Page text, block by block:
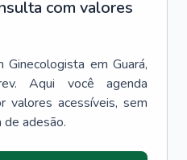
com valores
Ginecologista em Guará,
Aqui você agenda
valores acessíveis, sem
adesão.